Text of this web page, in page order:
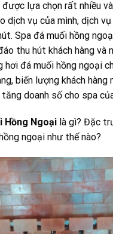
được lựa chọn rất nhiều
dịch vụ của mình, dịch
Spa đá muối hồng
thu hút khách hàng và
hơi đá muối hồng ngoại
biến lượng khách hàng
doanh số cho spa
Hồng Ngoại là gì? Đặc
ngoại như thế nào?